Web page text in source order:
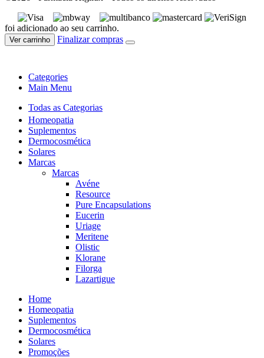
foi adicionado ao seu carrinho.
Ver carrinho Finalizar compras
Categories
Main Menu
Todas as Categorias
Homeopatia
Suplementos
Dermocosmética
Solares
Marcas
Marcas
Avéne
Resource
Pure Encapsulations
Eucerin
Uriage
Meritene
Olistic
Klorane
Filorga
Lazartigue
Home
Homeopatia
Suplementos
Dermocosmética
Solares
Promoções